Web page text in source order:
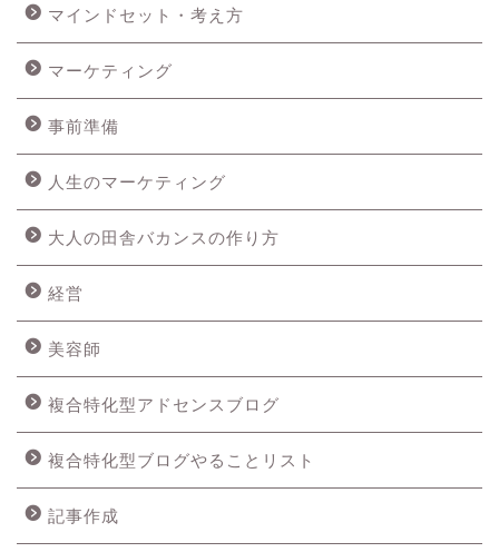
マインドセット・考え方
マーケティング
事前準備
人生のマーケティング
大人の田舎バカンスの作り方
経営
美容師
複合特化型アドセンスブログ
複合特化型ブログやることリスト
記事作成